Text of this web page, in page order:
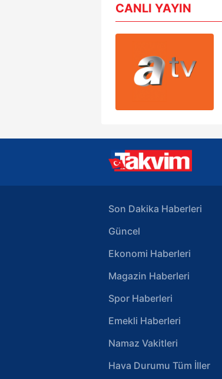
CANLI YAYIN
Son Dakika Haberleri
Güncel
Ekonomi Haberleri
Magazin Haberleri
Spor Haberleri
Emekli Haberleri
Namaz Vakitleri
Hava Durumu Tüm İller